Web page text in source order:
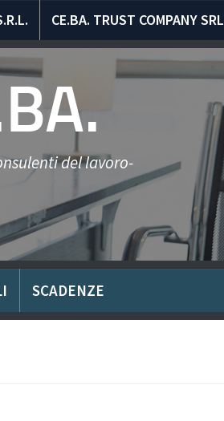
CE.BA. TRUST COMPANY SRL
del lavoro-
SCADENZE